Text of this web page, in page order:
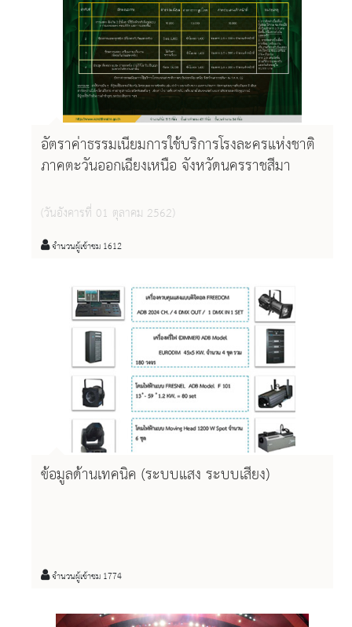
อัตราค่าธรรมเนียมการใช้บริการโรงละครแห่งชาติ
ภาคตะวันออกเฉียงเหนือ จังหวัดนครราชสีมา
(วันอังคารที่ 01 ตุลาคม 2562)
จำนวนผู้เข้าชม 1612
ข้อมูลด้านเทคนิค (ระบบแสง ระบบเสียง)
จำนวนผู้เข้าชม 1774